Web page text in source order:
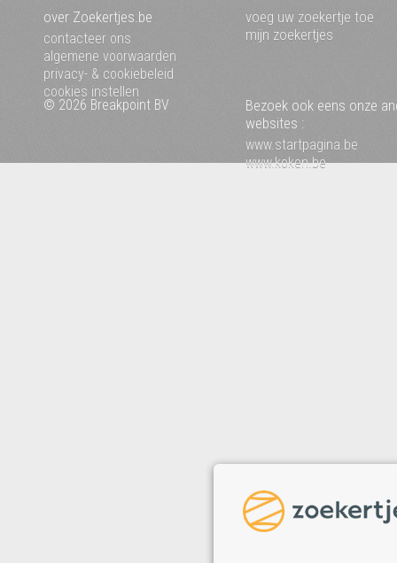
over Zoekertjes.be
contacteer ons
algemene voorwaarden
privacy- & cookiebeleid
cookies instellen
voeg uw zoekertje toe
mijn zoekertjes
© 2026 Breakpoint BV
Bezoek ook eens onze
websites :
www.startpagina.be
www.koken.be